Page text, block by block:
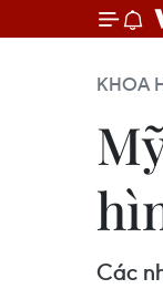
KHOA
Các